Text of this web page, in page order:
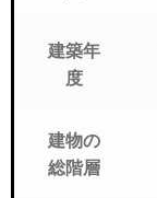
建築年
度
建物の
総階層